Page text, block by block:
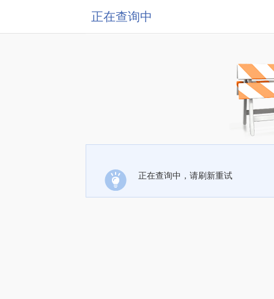
正在查询中
正在查询中，请刷新重试